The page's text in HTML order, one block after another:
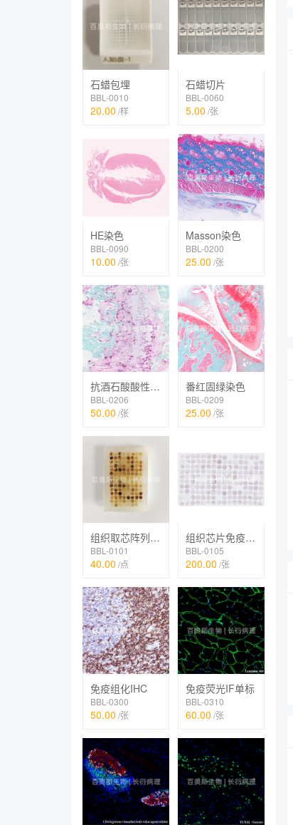
石蜡包埋
BBL-0010
20.00 /样
石蜡切片
BBL-0060
5.00 /张
HE染色
BBL-0090
10.00 /张
Masson染色
BBL-0200
25.00 /张
抗酒石酸酸性磷酸酶染色（TRAP）
BBL-0206
50.00 /张
番红固绿染色
BBL-0209
25.00 /张
组织取芯阵列制作
BBL-0101
40.00 /点
组织芯片免疫组化IHC
BBL-0105
200.00 /张
免疫组化IHC
BBL-0300
50.00 /张
免疫荧光IF单标
BBL-0310
60.00 /张